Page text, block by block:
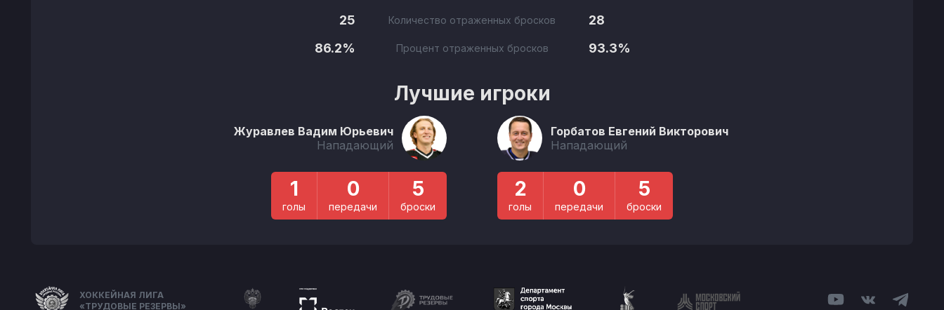
25
Количество отраженных бросков
28
86.2%
Процент отраженных бросков 93.3%
Лучшие игроки
Журавлев Вадим Юрьевич
Нападающий
1
голы
0
передачи
5
броски
Горбатов Евгений Викторович
Нападающий
2
голы
0
передачи
5
броски
ХОККЕЙНАЯ ЛИГА
«ТРУДОВЫЕ РЕЗЕРВЫ»